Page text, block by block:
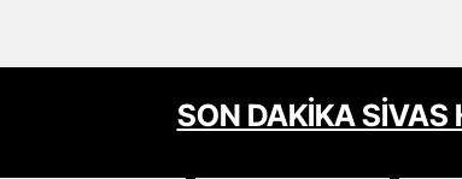
SON DAKİKA SİVAS